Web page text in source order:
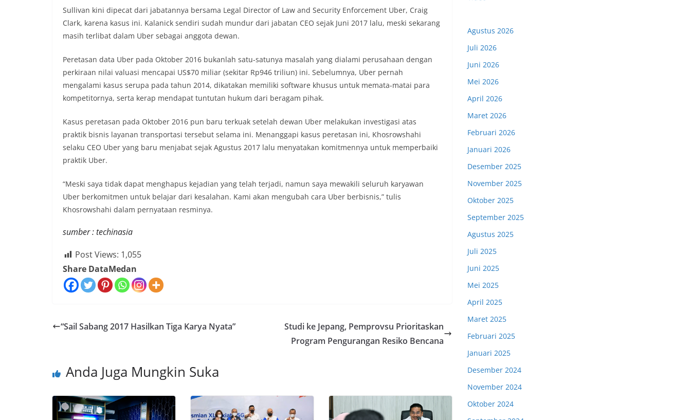
Sullivan kini dipecat dari jabatannya bersama Legal Director of Law and Security Enforcement Uber, Craig
Clark, karena kasus ini. Kalanick sendiri sudah mundur dari jabatan CEO sejak Juni 2017 lalu, meski sekarang
masih terlibat dalam Uber sebagai anggota dewan.
Peretasan data Uber pada Oktober 2016 bukanlah satu-satunya masalah yang dialami perusahaan dengan
perkiraan nilai valuasi mencapai US$70 miliar (sekitar Rp946 triliun) ini. Sebelumnya, Uber pernah
mengalami kasus serupa pada tahun 2014, dikatakan memiliki software khusus untuk memata-matai para
kompetitornya, serta kerap mendapat tuntutan hukum dari beragam pihak.
Kasus peretasan pada Oktober 2016 pun baru terkuak setelah dewan Uber melakukan investigasi atas
praktik bisnis layanan transportasi tersebut selama ini. Menanggapi kasus peretasan ini, Khosrowshahi
selaku CEO Uber yang baru menjabat sejak Agustus 2017 lalu menyatakan komitmennya untuk memperbaiki
praktik Uber.
“Meski saya tidak dapat menghapus kejadian yang telah terjadi, namun saya mewakili seluruh karyawan
Uber berkomitmen untuk belajar dari kesalahan. Kami akan mengubah cara Uber berbisnis,” tulis
Khosrowshahi dalam pernyataan resminya.
sumber : techinasia
Post Views: 1,055
Share DataMedan
“Sail Sabang 2017 Hasilkan Tiga Karya Nyata”
Studi ke Jepang, Pemprovsu Prioritaskan
Program Pengurangan Resiko Bencana
Anda Juga Mungkin Suka
Agustus 2026
Juli 2026
Juni 2026
Mei 2026
April 2026
Maret 2026
Februari 2026
Januari 2026
Desember 2025
November 2025
Oktober 2025
September 2025
Agustus 2025
Juli 2025
Juni 2025
Mei 2025
April 2025
Maret 2025
Februari 2025
Januari 2025
Desember 2024
November 2024
Oktober 2024